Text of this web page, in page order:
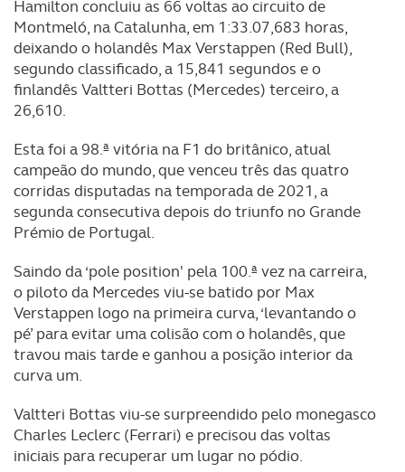
Hamilton concluiu as 66 voltas ao circuito de
Montmeló, na Catalunha, em 1:33.07,683 horas,
deixando o holandês Max Verstappen (Red Bull),
segundo classificado, a 15,841 segundos e o
finlandês Valtteri Bottas (Mercedes) terceiro, a
26,610.
Esta foi a 98.ª vitória na F1 do britânico, atual
campeão do mundo, que venceu três das quatro
corridas disputadas na temporada de 2021, a
segunda consecutiva depois do triunfo no Grande
Prémio de Portugal.
Saindo da ‘pole position' pela 100.ª vez na carreira,
o piloto da Mercedes viu-se batido por Max
Verstappen logo na primeira curva, ‘levantando o
pé’ para evitar uma colisão com o holandês, que
travou mais tarde e ganhou a posição interior da
curva um.
Valtteri Bottas viu-se surpreendido pelo monegasco
Charles Leclerc (Ferrari) e precisou das voltas
iniciais para recuperar um lugar no pódio.